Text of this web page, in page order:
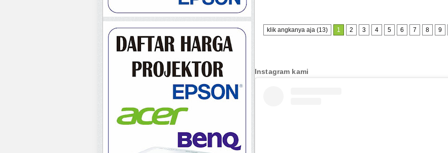
klik angkanya aja (13) 1 2 3 4 5 6 7 8 9
Instagram kami